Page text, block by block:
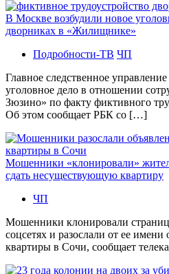
В Москве возбудили новое
дворниках в «Жилищнике»
Подробности-ТВ ЧП
Главное следственное
уголовное дело в отношении
Зюзино» по факту фиктивного
Об этом сообщает РБК со […]
Мошенники «клонировали»
сдать несуществующую квартиру
ЧП
Мошенники клонировали
соцсетях и разослали от ее имени
квартиры в Сочи, сообщает